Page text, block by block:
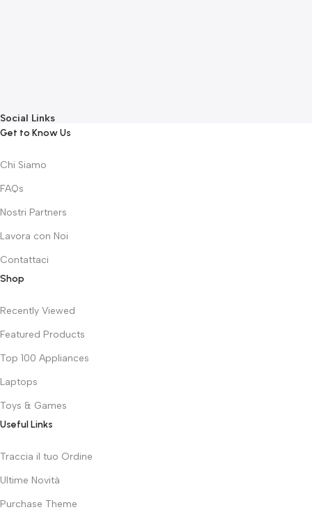
Social Links
Get to Know Us
Chi Siamo
FAQs
Nostri Partners
Lavora con Noi
Contattaci
Shop
Recently Viewed
Featured Products
Top 100 Appliances
Laptops
Toys & Games
Useful Links
Traccia il tuo Ordine
Ultime Novità
Purchase Theme